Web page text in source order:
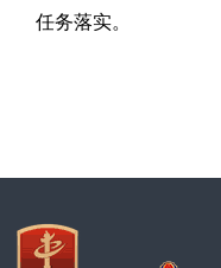
任务落实。